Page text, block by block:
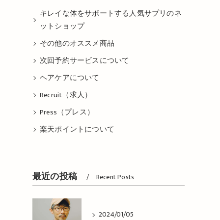
キレイな体をサポートする人気サプリのネ
ットショップ
その他のオススメ商品
次回予約サービスについて
ヘアケアについて
Recruit（求人）
Press（プレス）
楽天ポイントについて
最近の投稿 Recent Posts
2024/01/05